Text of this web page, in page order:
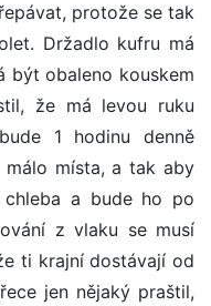
protože se tak
Držadlo kufru má
být obaleno kouskem
že má levou ruku
1 hodinu denně
místa, a tak aby
a bude ho po
z vlaku se musí
ti krajní dostávají od
jen nějaký praštil,